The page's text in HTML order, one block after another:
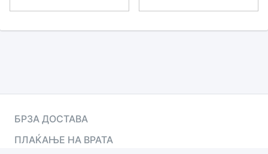
БРЗА ДОСТАВА
ПЛАЌАЊЕ НА ВРАТА